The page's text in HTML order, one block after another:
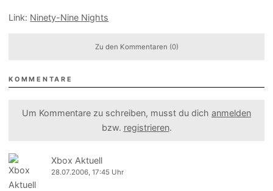
Link: Ninety-Nine Nights
Zu den Kommentaren (0)
KOMMENTARE
Um Kommentare zu schreiben, musst du dich anmelden
bzw. registrieren.
Xbox Aktuell
28.07.2006, 17:45 Uhr